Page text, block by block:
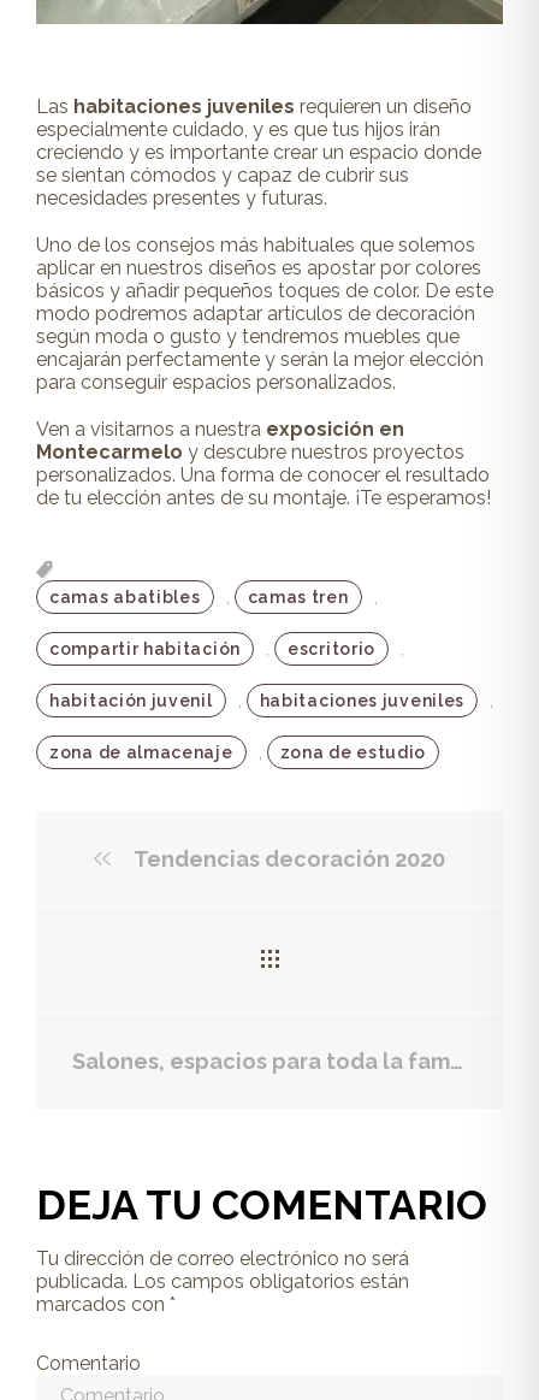
Las habitaciones juveniles requieren un diseño
especialmente cuidado, y es que tus hijos irán
creciendo y es importante crear un espacio donde
se sientan cómodos y capaz de cubrir sus
necesidades presentes y futuras.
Uno de los consejos más habituales que solemos
aplicar en nuestros diseños es apostar por colores
básicos y añadir pequeños toques de color. De este
modo podremos adaptar artículos de decoración
según moda o gusto y tendremos muebles que
encajarán perfectamente y serán la mejor elección
para conseguir espacios personalizados.
Ven a visitarnos a nuestra exposición en
Montecarmelo y descubre nuestros proyectos
personalizados. Una forma de conocer el resultado
de tu elección antes de su montaje. ¡Te esperamos!
camas abatibles , camas tren ,
compartir habitación , escritorio ,
habitación juvenil , habitaciones juveniles ,
zona de almacenaje , zona de estudio
Tendencias decoración 2020
Salones, espacios para toda la familia
DEJA TU COMENTARIO
Tu dirección de correo electrónico no será
publicada. Los campos obligatorios están
marcados con *
Comentario